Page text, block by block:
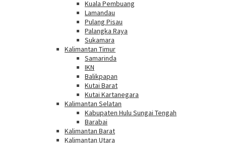
Kuala Pembuang
Lamandau
Pulang Pisau
Palangka Raya
Sukamara
Kalimantan Timur
Samarinda
IKN
Balikpapan
Kutai Barat
Kutai Kartanegara
Kalimantan Selatan
Kabupaten Hulu Sungai Tengah
Barabai
Kalimantan Barat
Kalimantan Utara